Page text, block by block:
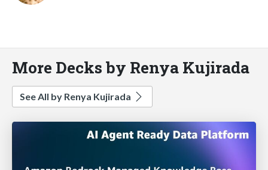
More Decks by Renya Kujirada
See All by Renya Kujirada